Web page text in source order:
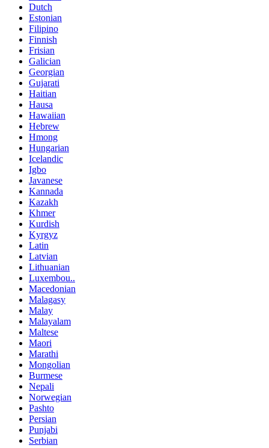
Dutch
Estonian
Filipino
Finnish
Frisian
Galician
Georgian
Gujarati
Haitian
Hausa
Hawaiian
Hebrew
Hmong
Hungarian
Icelandic
Igbo
Javanese
Kannada
Kazakh
Khmer
Kurdish
Kyrgyz
Latin
Latvian
Lithuanian
Luxembou..
Macedonian
Malagasy
Malay
Malayalam
Maltese
Maori
Marathi
Mongolian
Burmese
Nepali
Norwegian
Pashto
Persian
Punjabi
Serbian